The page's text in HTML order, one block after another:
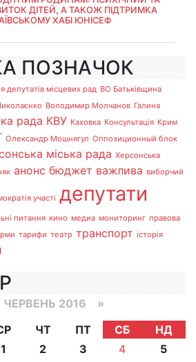
ДІТЕЙ, А ТАКОЖ ПІДТРИМКА
ХАБІ ЮНІСЕФ
ПОЗНАЧОК
депутатів місцевих рад ВО Батьківщина
Володимир Молчанов Галина
рада КВУ Каховка Консультація Крим
Олександр Мошнягул Оппозиционный блок
міська рада Херсонська
анонс бюджет важлива виборчий
участі депутати
питання кино медиа мониторинг правова
тарифи театр транспорт історія
ЧЕРВЕНЬ 2016 »
ЧТ ПТ СБ
НД
1
2 3 4
5